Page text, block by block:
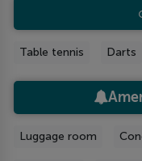
Table tennis Darts
Luggage room